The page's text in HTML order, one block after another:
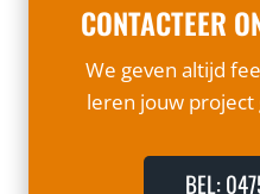
CONTACTEER
We geven altijd
leren jouw
BEL: